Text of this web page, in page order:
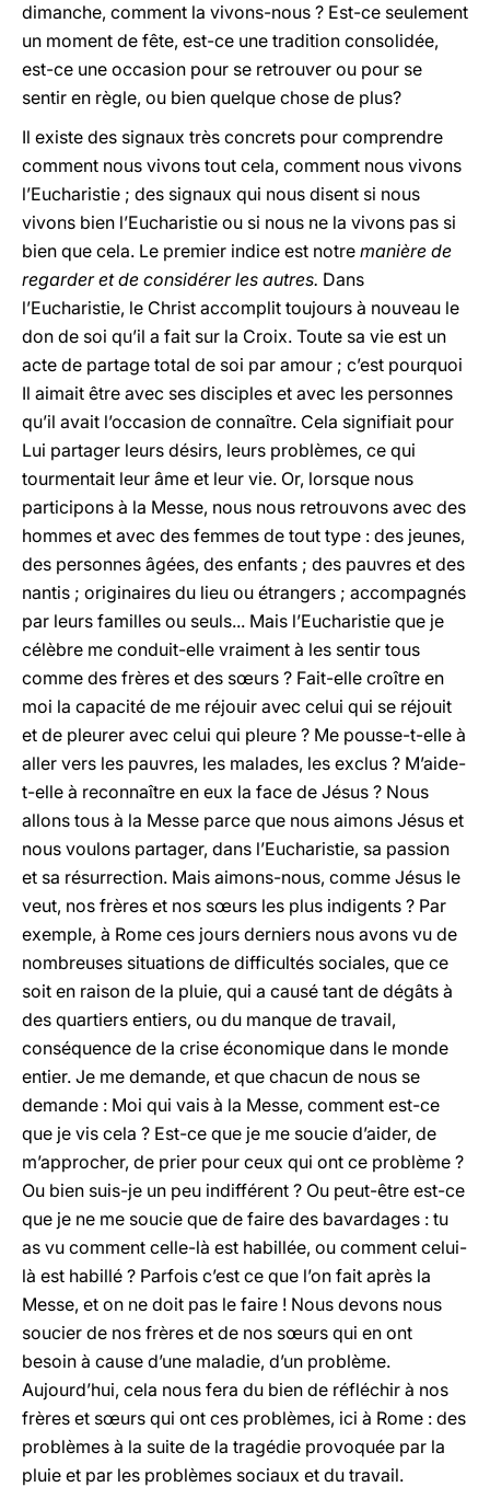
dimanche, comment la vivons-nous ? Est-ce seulement
un moment de fête, est-ce une tradition consolidée,
est-ce une occasion pour se retrouver ou pour se
sentir en règle, ou bien quelque chose de plus?
Il existe des signaux très concrets pour comprendre
comment nous vivons tout cela, comment nous vivons
l’Eucharistie ; des signaux qui nous disent si nous
vivons bien l’Eucharistie ou si nous ne la vivons pas si
bien que cela. Le premier indice est notre manière de
regarder et de considérer les autres. Dans
l’Eucharistie, le Christ accomplit toujours à nouveau le
don de soi qu’il a fait sur la Croix. Toute sa vie est un
acte de partage total de soi par amour ; c’est pourquoi
Il aimait être avec ses disciples et avec les personnes
qu’il avait l’occasion de connaître. Cela signifiait pour
Lui partager leurs désirs, leurs problèmes, ce qui
tourmentait leur âme et leur vie. Or, lorsque nous
participons à la Messe, nous nous retrouvons avec des
hommes et avec des femmes de tout type : des jeunes,
des personnes âgées, des enfants ; des pauvres et des
nantis ; originaires du lieu ou étrangers ; accompagnés
par leurs familles ou seuls... Mais l’Eucharistie que je
célèbre me conduit-elle vraiment à les sentir tous
comme des frères et des sœurs ? Fait-elle croître en
moi la capacité de me réjouir avec celui qui se réjouit
et de pleurer avec celui qui pleure ? Me pousse-t-elle à
aller vers les pauvres, les malades, les exclus ? M’aide-
t-elle à reconnaître en eux la face de Jésus ? Nous
allons tous à la Messe parce que nous aimons Jésus et
nous voulons partager, dans l’Eucharistie, sa passion
et sa résurrection. Mais aimons-nous, comme Jésus le
veut, nos frères et nos sœurs les plus indigents ? Par
exemple, à Rome ces jours derniers nous avons vu de
nombreuses situations de difficultés sociales, que ce
soit en raison de la pluie, qui a causé tant de dégâts à
des quartiers entiers, ou du manque de travail,
conséquence de la crise économique dans le monde
entier. Je me demande, et que chacun de nous se
demande : Moi qui vais à la Messe, comment est-ce
que je vis cela ? Est-ce que je me soucie d’aider, de
m’approcher, de prier pour ceux qui ont ce problème ?
Ou bien suis-je un peu indifférent ? Ou peut-être est-ce
que je ne me soucie que de faire des bavardages : tu
as vu comment celle-là est habillée, ou comment celui-
là est habillé ? Parfois c’est ce que l’on fait après la
Messe, et on ne doit pas le faire ! Nous devons nous
soucier de nos frères et de nos sœurs qui en ont
besoin à cause d’une maladie, d’un problème.
Aujourd’hui, cela nous fera du bien de réfléchir à nos
frères et sœurs qui ont ces problèmes, ici à Rome : des
problèmes à la suite de la tragédie provoquée par la
pluie et par les problèmes sociaux et du travail.